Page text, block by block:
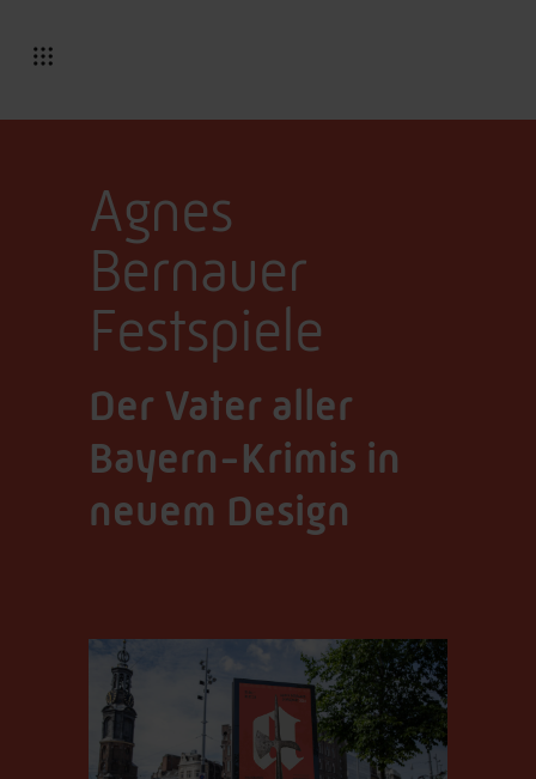
Agnes
Bernauer
Festspiele
Der Vater aller
Bayern-Krimis in
neuem Design